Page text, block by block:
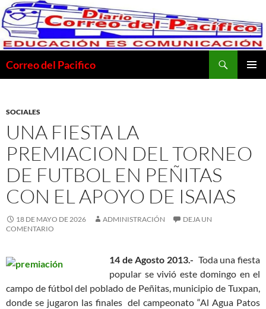
Saltar
al
contenido
Correo del Pacifico
SOCIALES
UNA FIESTA LA
PREMIACION DEL TORNEO
DE FUTBOL EN PEÑITAS
CON EL APOYO DE ISAIAS
18 DE MAYO DE 2026 ADMINISTRACIÓN
DEJA UN
COMENTARIO
14 de Agosto 2013.- Toda una fiesta
popular se vivió este domingo en el
campo de fútbol del poblado de Peñitas, municipio de Tuxpan,
donde se jugaron las finales del campeonato “Al Agua Patos